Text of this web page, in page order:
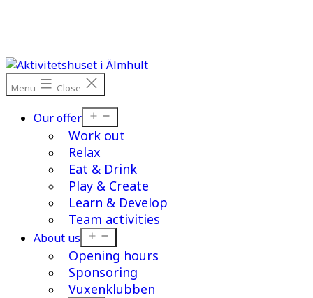
Menu Close
Our offer
menu
Work out
Relax
Eat & Drink
Play & Create
Learn & Develop
Team activities
About us
menu
Opening hours
Sponsoring
Vuxenklubben